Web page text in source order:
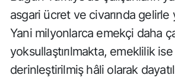
asgari ücret ve civarında gelirle
Yani milyonlarca emekçi daha
yoksullaştırılmakta, emeklilik
derinleştirilmiş hâli olarak